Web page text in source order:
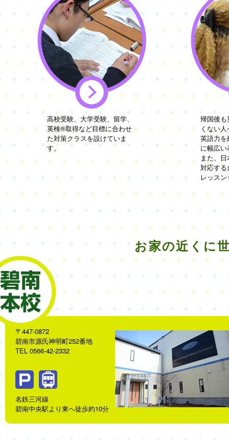
高校受験、大学受験、留学、
英検®取得など目標に合わせ
た対策クラスを設けていま
す。
帰国後
くない
英語力
に幅広
また、
対応す
レッス
お家の近くに
〒447-0872
碧南市源氏神明町252番地
TEL 0566-42-2332
名鉄三河線
碧南中央駅より東へ徒歩約10分